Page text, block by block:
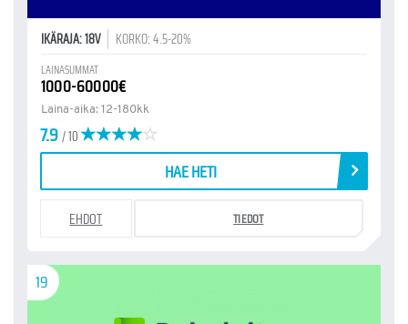
IKÄRAJA: 18V KORKO: 4.5-20%
LAINASUMMAT
1000-60000€
Laina-aika: 12-180kk
7.9/ 10
HAE HETI
EHDOT TIEDOT
19